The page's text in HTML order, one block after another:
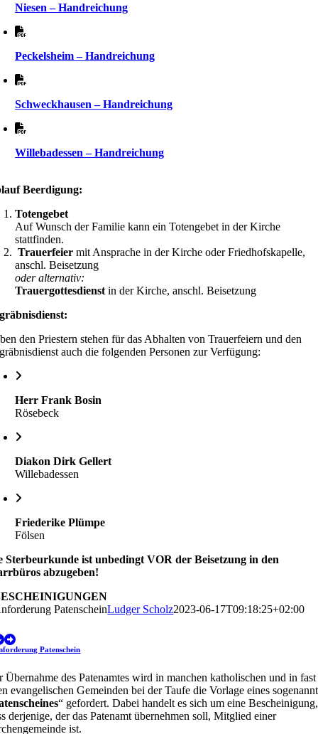
Niesen – Handreichung
Peckelsheim – Handreichung
Schweckhausen – Handreichung
Willebadessen – Handreichung
Beerdigung:
Totengebet
Auf Wunsch der Familie kann ein Totengebet in der Kirche
stattfinden.
Trauerfeier mit Ansprache in der Kirche oder Friedhofskapelle,
anschl. Beisetzung
oder alternativ:
Trauergottesdienst in der Kirche, anschl. Beisetzung
den Priestern stehen für das Abhalten von Trauerfeiern und den
auch die folgenden Personen zur Verfügung:
Herr Frank Bosin
Rösebeck
Diakon Dirk Gellert
Willebadessen
FriederikePlümpe
Fölsen
Sterbeurkunde ist unbedingt VOR der Beisetzung in den
abzugeben!
PatenscheinLudger Scholz2023-06-17T09:18:25+02:00
Patenschein
Übernahme des Patenamtes wird in manchen katholischen und in fast
evangelischen Gemeinden bei der Taufe die Vorlage eines
“ gefordert. Dabei handelt es sich um eine Bescheinigung,
derjenige, der das Patenamt übernehmen soll, Mitglied einer
ist.